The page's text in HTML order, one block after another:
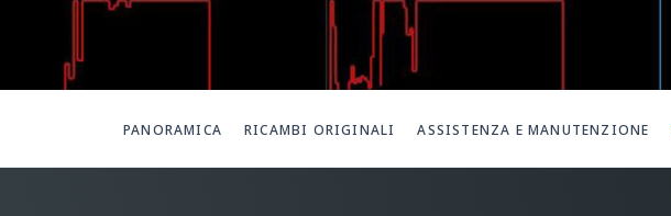
PANORAMICA RICAMBI ORIGINALI ASSISTENZA E MANUTENZIONE